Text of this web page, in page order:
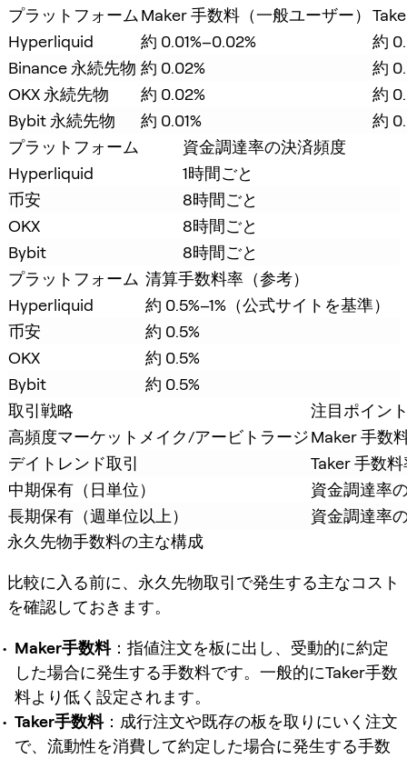
プラットフォーム Maker 手数料（一般ユーザー）
Hyperliquid
約 0.01%–0.02%
約
Binance 永続先物 約 0.02%
約
OKX 永続先物
約 0.02%
約
Bybit 永続先物
約 0.01%
約
プラットフォーム
資金調達率の決済頻度
Hyperliquid
1時間ごと
币安
8時間ごと
OKX
8時間ごと
Bybit
8時間ごと
プラットフォーム 清算手数料率（参考）
Hyperliquid
約 0.5%–1%（公式サイトを基準）
币安
約 0.5%
OKX
約 0.5%
Bybit
約 0.5%
取引戦略
注目ポイン
高頻度マーケットメイク/アービトラージMaker 手数
デイトレンド取引
Taker 手数
中期保有（日単位）
資金調達率
長期保有（週単位以上）
資金調達率
永久先物手数料の主な構成
比較に入る前に、永久先物取引で発生する主なコスト
を確認しておきます。
Maker手数料：指値注文を板に出し、受動的に約定
した場合に発生する手数料です。一般的にTaker手数
料より低く設定されます。
Taker手数料：成行注文や既存の板を取りにいく注文
で、流動性を消費して約定した場合に発生する手数